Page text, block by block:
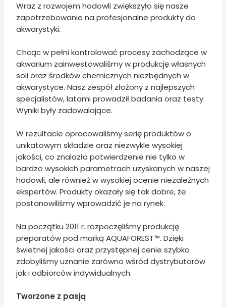
Wraz z rozwojem hodowli zwiększyło się nasze
zapotrzebowanie na profesjonalne produkty do
akwarystyki.
Chcąc w pełni kontrolować procesy zachodzące w
akwarium zainwestowaliśmy w produkcję własnych
soli oraz środków chemicznych niezbędnych w
akwarystyce. Nasz zespół złożony z najlepszych
specjalistów, latami prowadził badania oraz testy.
Wyniki były zadowalające.
W rezultacie opracowaliśmy serię produktów o
unikatowym składzie oraz niezwykle wysokiej
jakości, co znalazło potwierdzenie nie tylko w
bardzo wysokich parametrach uzyskanych w naszej
hodowli, ale również w wysokiej ocenie niezależnych
ekspertów. Produkty okazały się tak dobre, że
postanowiliśmy wprowadzić je na rynek.
Na początku 2011 r. rozpoczęliśmy produkcję
preparatów pod marką AQUAFOREST™. Dzięki
świetnej jakości oraz przystępnej cenie szybko
zdobyliśmy uznanie zarówno wśród dystrybutorów
jak i odbiorców indywidualnych.
Tworzone z pasją